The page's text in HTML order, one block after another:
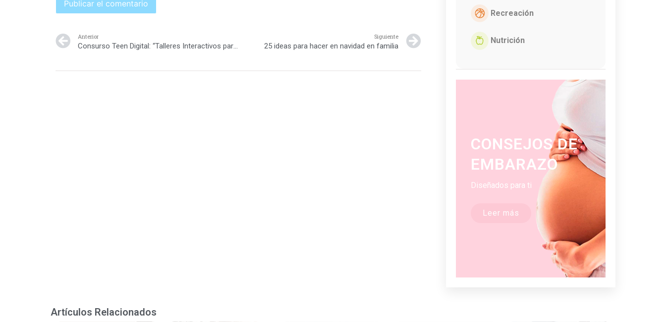
Anterior
Consurso Teen Digital: “Talleres Interactivos para Adolescentes Creativos y Emprendedores”
Siguiente
25 ideas para hacer en navidad en familia
Recreación
Nutrición
CONSEJOS DE
EMBARAZO
Diseñados para ti
Leer más
Artículos Relacionados